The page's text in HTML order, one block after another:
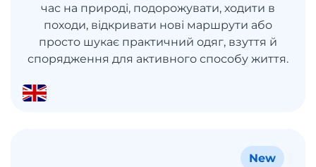
час на природі, подорожувати, ходити в
походи, відкривати нові маршрути або
просто шукає практичний одяг, взуття й
спорядження для активного способу життя.
New